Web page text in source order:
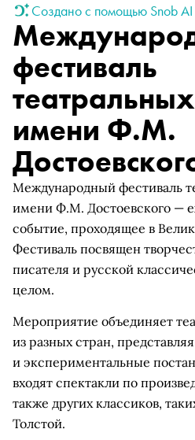
Создано с помощью Snob AI
фестиваль
театральных
имени Ф.М.
Международный фестиваль
имени Ф.М. Достоевского —
событие, проходящее в
Фестиваль посвящен
писателя и русской
целом.
Мероприятие объединяет
из разных стран,
и экспериментальные
входят спектакли по
также других классиков,
Толстой.